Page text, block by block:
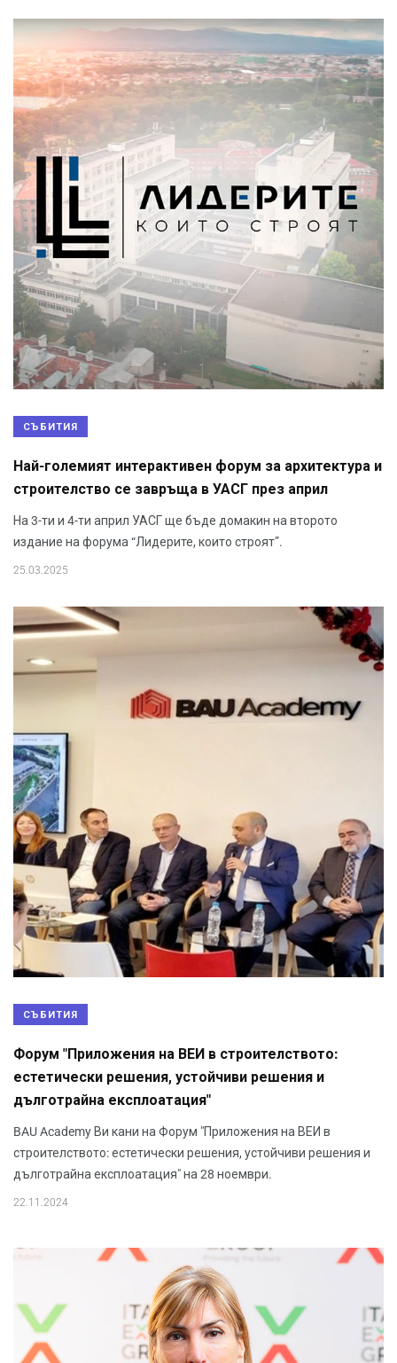
СЪБИТИЯ
Най-големият интерактивен форум за архитектура и
строителство се завръща в УАСГ през април
На 3-ти и 4-ти април УАСГ ще бъде домакин на второто
издание на форума “Лидерите, които строят”.
25.03.2025
СЪБИТИЯ
Форум "Приложения на ВЕИ в строителството:
естетически решения, устойчиви решения и
дълготрайна експлоатация"
BAU Academy Ви кани на Форум "Приложения на ВЕИ в
строителството: естетически решения, устойчиви решения и
дълготрайна експлоатация" на 28 ноември.
22.11.2024